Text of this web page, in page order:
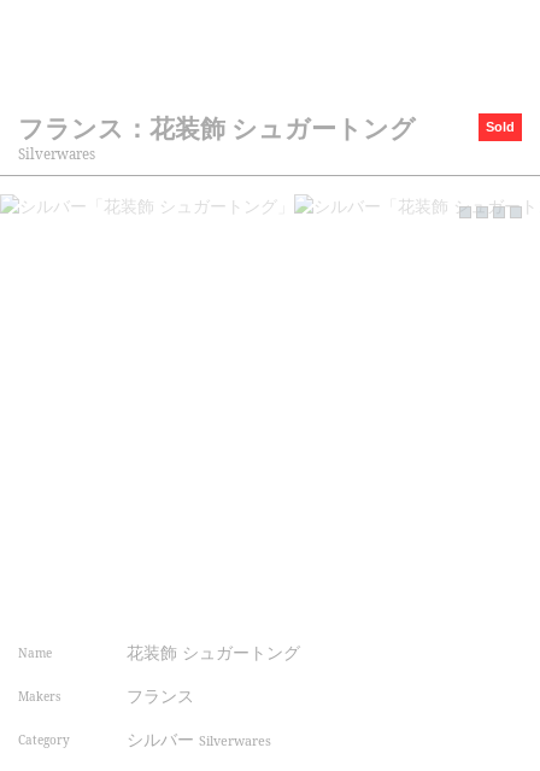
Sold
フランス：花装飾 シュガートング
Silverwares
Name 花装飾 シュガートング
Makers フランス
Category シルバー Silverwares